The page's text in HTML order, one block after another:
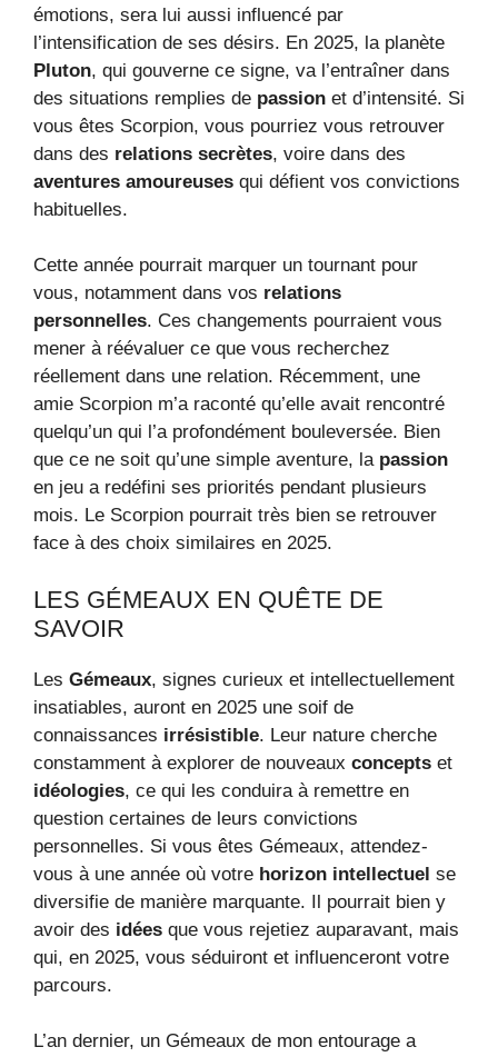
émotions, sera lui aussi influencé par
l’intensification de ses désirs. En 2025, la planète
Pluton, qui gouverne ce signe, va l’entraîner dans
des situations remplies de passion et d’intensité. Si
vous êtes Scorpion, vous pourriez vous retrouver
dans des relations secrètes, voire dans des
aventures amoureuses qui défient vos convictions
habituelles.
Cette année pourrait marquer un tournant pour
vous, notamment dans vos relations
personnelles. Ces changements pourraient vous
mener à réévaluer ce que vous recherchez
réellement dans une relation. Récemment, une
amie Scorpion m’a raconté qu’elle avait rencontré
quelqu’un qui l’a profondément bouleversée. Bien
que ce ne soit qu’une simple aventure, la passion
en jeu a redéfini ses priorités pendant plusieurs
mois. Le Scorpion pourrait très bien se retrouver
face à des choix similaires en 2025.
LES GÉMEAUX EN QUÊTE DE
SAVOIR
Les Gémeaux, signes curieux et intellectuellement
insatiables, auront en 2025 une soif de
connaissances irrésistible. Leur nature cherche
constamment à explorer de nouveaux concepts et
idéologies, ce qui les conduira à remettre en
question certaines de leurs convictions
personnelles. Si vous êtes Gémeaux, attendez-
vous à une année où votre horizon intellectuel se
diversifie de manière marquante. Il pourrait bien y
avoir des idées que vous rejetiez auparavant, mais
qui, en 2025, vous séduiront et influenceront votre
parcours.
L’an dernier, un Gémeaux de mon entourage a